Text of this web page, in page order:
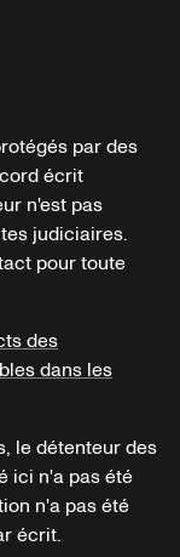
par des
écrit
n'est pas
judiciaires.
pour toute
des
dans les
le détenteur des
ici n'a pas été
n'a pas été
écrit.